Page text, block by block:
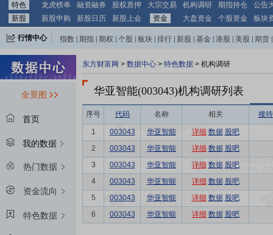
特色 龙虎榜单 融资融券 股权质押 大宗交易 机构调研 期指持仓
公告
新股
新股申购 新股日历 新股上会 资金 大盘资金 个股资金 板块
行情中心 指数 期指 期权 个股 板块 排行 新股 基金 港股 美股 期货
全景图
首页
我的数据
热门数据
资金流向
特色数据
东方财富网 > 数据中心 > 特色数据 > 机构调研
华亚智能(003043)机构调研列表
序号 代码 名称 相关 接
1 003043 华亚智能 详细 数据 股吧
2
003043 华亚智能 详细 数据 股吧
3
003043 华亚智能 详细 数据 股吧
4
003043 华亚智能 详细 数据 股吧
5
003043 华亚智能 详细 数据 股吧
6
003043 华亚智能 详细 数据 股吧